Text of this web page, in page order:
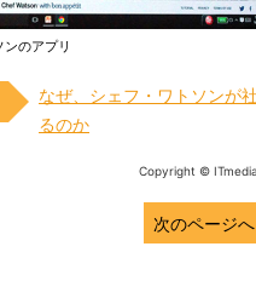
のアプリ
なぜ、シェフ・ワトソンが
るのか
Copyright ©
次のページへ